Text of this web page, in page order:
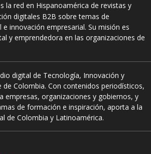
la red en Hispanoamérica de revistas y
digitales B2B sobre temas de
innovación empresarial. Su misión es
y emprendedora en las organizaciones de
digital de Tecnología, Innovación y
de Colombia. Con contenidos periodísticos,
empresas, organizaciones y gobiernos, y
de formación e inspiración, aporta a la
de Colombia y Latinoamérica.